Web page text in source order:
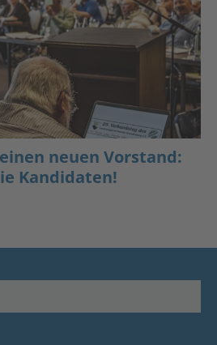
neuen Vorstand:
Kandidaten!